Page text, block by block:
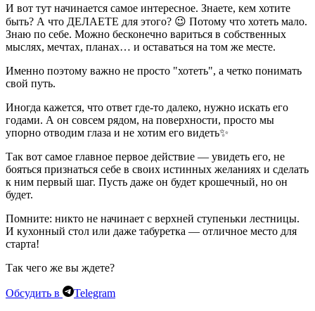
И вот тут начинается самое интересное. Знаете, кем хотите
быть? А что ДЕЛАЕТЕ для этого? 😉 Потому что хотеть мало.
Знаю по себе. Можно бесконечно вариться в собственных
мыслях, мечтах, планах… и оставаться на том же месте.
Именно поэтому важно не просто "хотеть", а четко понимать
свой путь.
Иногда кажется, что ответ где-то далеко, нужно искать его
годами. А он совсем рядом, на поверхности, просто мы
упорно отводим глаза и не хотим его видеть✨
Так вот самое главное первое действие — увидеть его, не
бояться признаться себе в своих истинных желаниях и сделать
к ним первый шаг. Пусть даже он будет крошечный, но он
будет.
Помните: никто не начинает с верхней ступеньки лестницы.
И кухонный стол или даже табуретка — отличное место для
старта!
Так чего же вы ждете?
Обсудить в Telegram